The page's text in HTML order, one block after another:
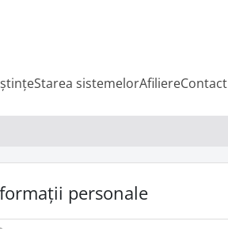
Starea sistemelorAfiliereContact
personale